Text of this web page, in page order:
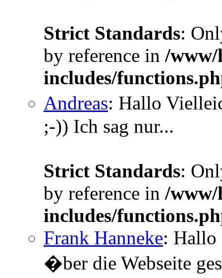
Strict Standards:
by reference in /www/
includes/
Andreas: Hallo
;-)) Ich sag nur...
Strict Standards:
by reference in /www/
includes/
Frank Hanneke: Hallo
�ber die Webseite